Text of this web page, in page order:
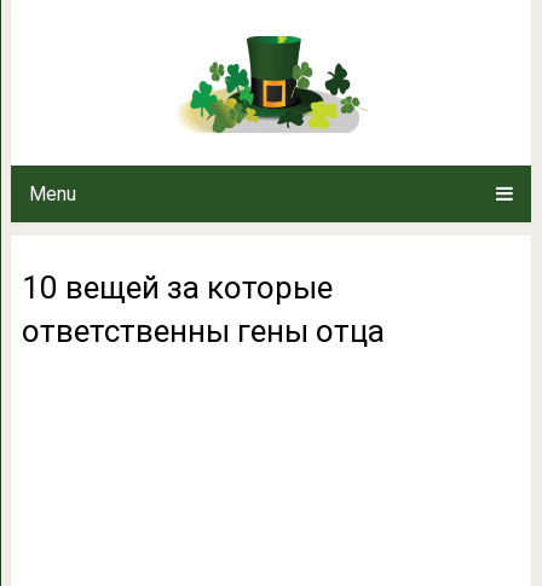
Menu
10 вещей за которые
10 вещей за которые
ответственны гены отца